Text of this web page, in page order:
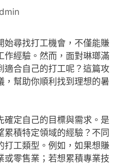
始尋找打工機會，不僅能賺
作經驗。然而，面對琳瑯滿
適合自己的打工呢？這篇攻
，幫助你順利找到理想的暑
確定自己的目標與需求。是
累積特定領域的經驗？不同
打工類型。例如，如果想賺
或零售業；若想累積專業技